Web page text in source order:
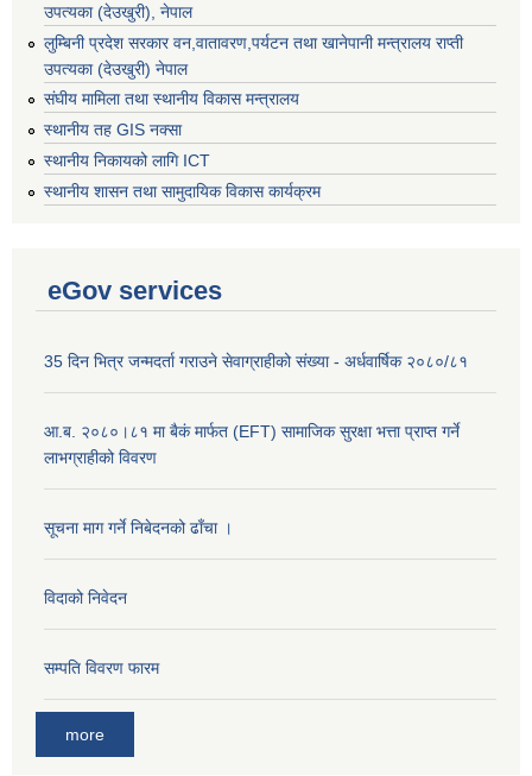
उपत्यका (देउखुरी), नेपाल
लुम्बिनी प्रदेश सरकार वन,वातावरण,पर्यटन तथा खानेपानी मन्त्रालय राप्ती
उपत्यका (देउखुरी) नेपाल
संघीय मामिला तथा स्थानीय विकास मन्त्रालय
स्थानीय तह GIS नक्सा
स्थानीय निकायको लागि ICT
स्थानीय शासन तथा सामुदायिक विकास कार्यक्रम
eGov services
35 दिन भित्र जन्मदर्ता गराउने सेवाग्राहीको संख्या - अर्धवार्षिक २०८०/८१
आ.ब. २०८०।८१ मा बैकं मार्फत (EFT) सामाजिक सुरक्षा भत्ता प्राप्त गर्ने
लाभग्राहीको विवरण
सूचना माग गर्ने निबेदनको ढाँचा ।
विदाको निवेदन
सम्पति विवरण फारम
more